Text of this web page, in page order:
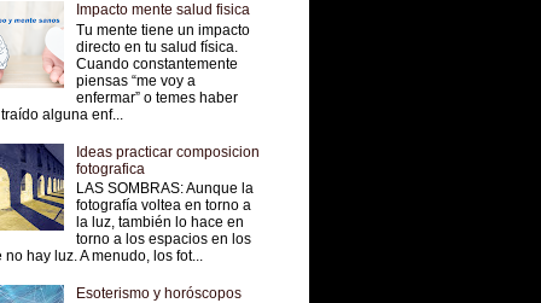
Impacto mente salud fisica
Tu mente tiene un impacto
directo en tu salud física.
Cuando constantemente
piensas “me voy a
enfermar” o temes haber
alguna enf...
Ideas practicar composicion
fotografica
LAS SOMBRAS: Aunque la
fotografía voltea en torno a
la luz, también lo hace en
torno a los espacios en los
no hay luz. A menudo, los fot...
Esoterismo y horóscopos